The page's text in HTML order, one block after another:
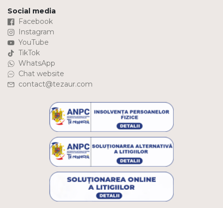
Social media
Facebook
Instagram
YouTube
TikTok
WhatsApp
Chat website
contact@tezaur.com